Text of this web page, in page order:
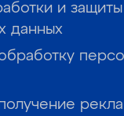
и защиты
данных